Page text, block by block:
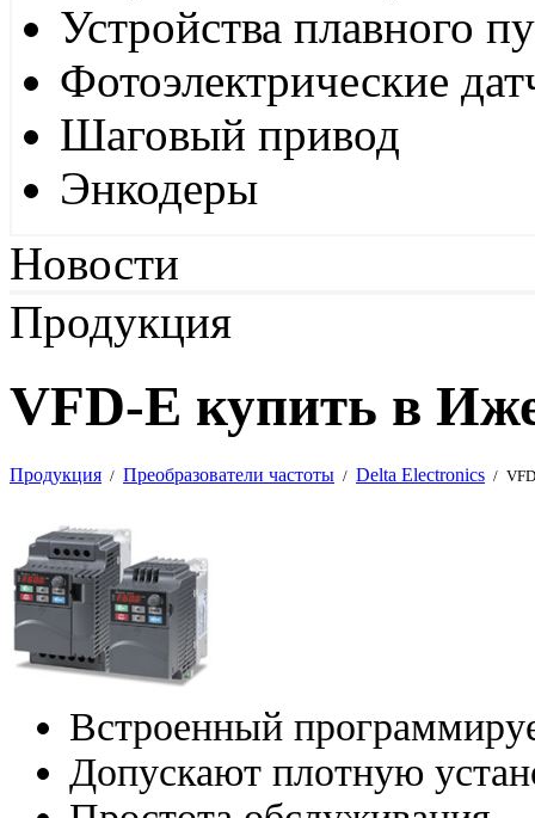
Устройства плавного
Фотоэлектрические
Шаговый привод
Энкодеры
Новости
Продукция
VFD-E купить в
Продукция / Преобразователи частоты / Delta Electronics /
Встроенный
Допускают плотную